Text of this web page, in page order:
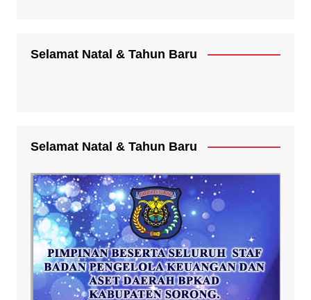
Selamat Natal & Tahun Baru
Selamat Natal & Tahun Baru